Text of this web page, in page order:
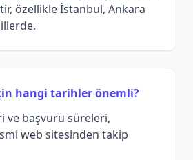
özellikle İstanbul, Ankara
hangi tarihler önemli?
ve başvuru süreleri,
web sitesinden takip